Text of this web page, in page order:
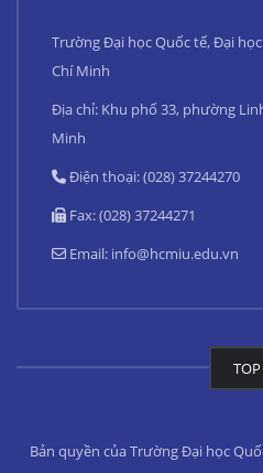
Trường Đại học Quốc tế, Đại
Chí Minh
Địa chỉ: Khu phố 33, phường
Minh
Điện thoại: (028) 37244270
Fax: (028) 37244271
Email: info@hcmiu.edu.vn
TOP
Bản quyền của Trường Đại học